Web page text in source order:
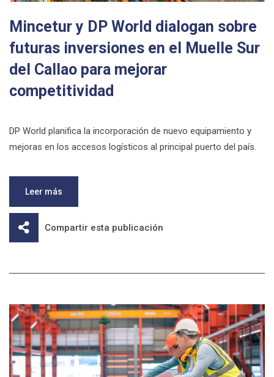
Mincetur y DP World dialogan sobre
futuras inversiones en el Muelle Sur
del Callao para mejorar
competitividad
DP World planifica la incorporación de nuevo equipamiento y
mejoras en los accesos logísticos al principal puerto del país.
Leer más
Compartir esta publicación